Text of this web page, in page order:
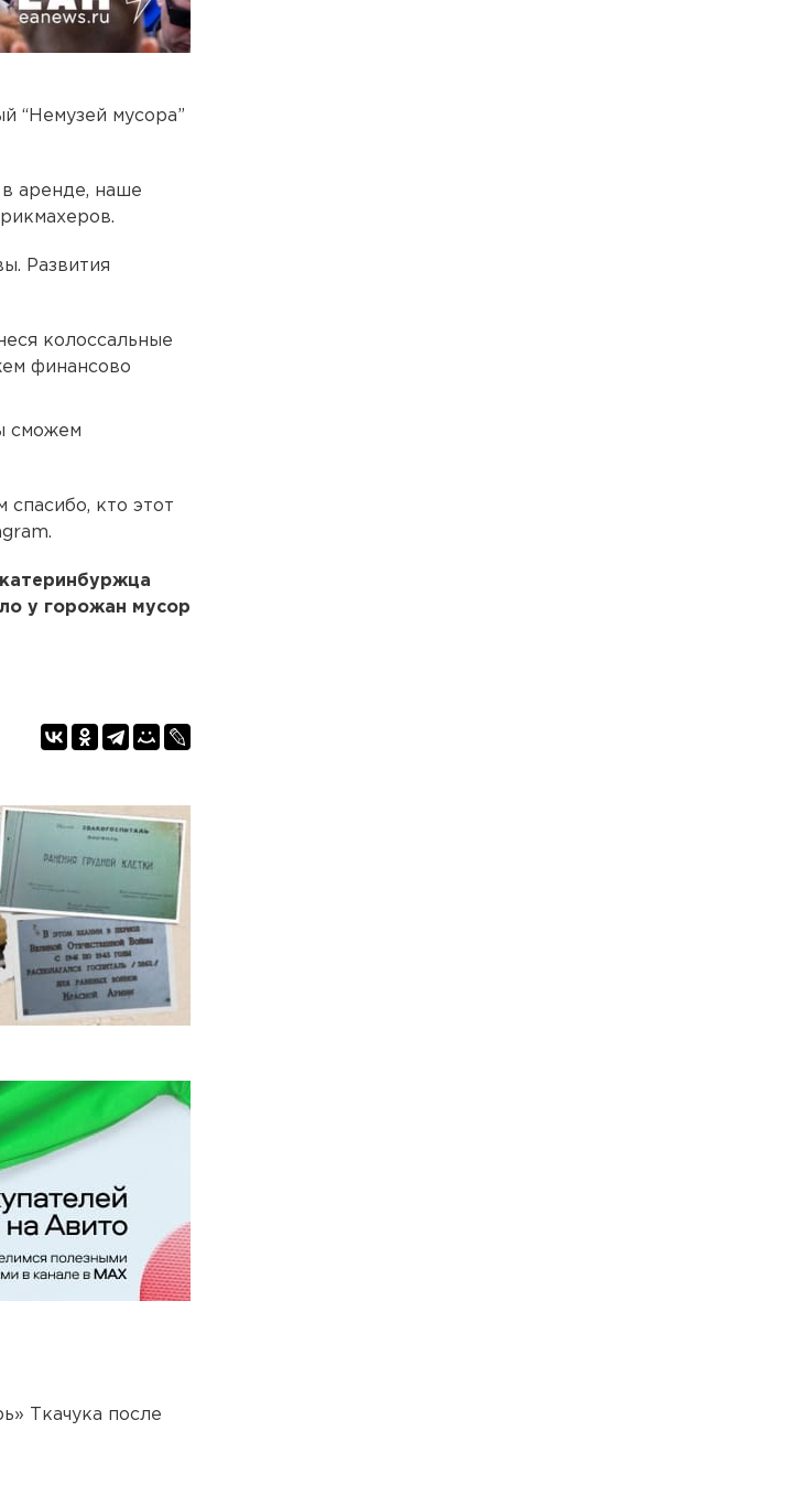
“Немузей мусора”
аренде, наше
Развития
колоссальные
финансово
сможем
спасибо, кто этот
у горожан мусор
Ткачука после